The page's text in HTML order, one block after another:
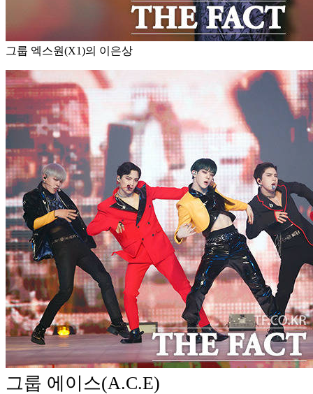
그룹 엑스원(X1)의 이은상
그룹 에이스(A.C.E)